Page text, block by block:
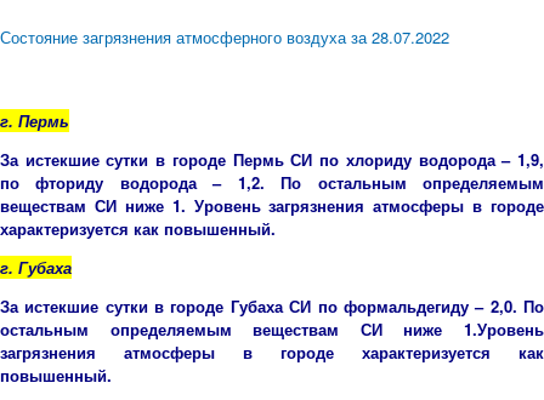
Состояние загрязнения атмосферного воздуха за 28.07.2022
г. Пермь
За истекшие сутки в городе Пермь СИ по хлориду водорода – 1,9,
по фториду водорода – 1,2. По остальным определяемым
веществам СИ ниже 1. Уровень загрязнения атмосферы в городе
характеризуется как повышенный.
г. Губаха
За истекшие сутки в городе Губаха СИ по формальдегиду – 2,0. По
остальным определяемым веществам СИ ниже 1.Уровень
загрязнения атмосферы в городе характеризуется как
повышенный.